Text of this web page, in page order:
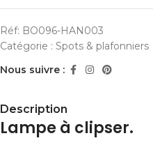
Réf: BO096-HAN003
Catégorie : Spots & plafonniers
Nous suivre :
Description
Lampe à clipser.